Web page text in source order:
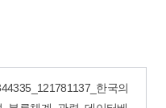
한국의